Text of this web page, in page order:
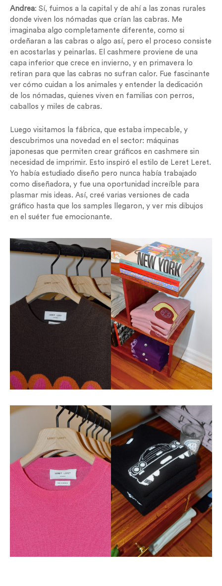
Andrea: Sí, fuimos a la capital y de ahí a las zonas rurales
donde viven los nómadas que crían las cabras. Me
imaginaba algo completamente diferente, como si
ordeñaran a las cabras o algo así, pero el proceso consiste
en acostarlas y peinarlas. El cashmere proviene de una
capa inferior que crece en invierno, y en primavera lo
retiran para que las cabras no sufran calor. Fue fascinante
ver cómo cuidan a los animales y entender la dedicación
de los nómadas, quienes viven en familias con perros,
caballos y miles de cabras.
Luego visitamos la fábrica, que estaba impecable, y
descubrimos una novedad en el sector: máquinas
japonesas que permiten crear gráficos en cashmere sin
necesidad de imprimir. Esto inspiró el estilo de Leret Leret.
Yo había estudiado diseño pero nunca había trabajado
como diseñadora, y fue una oportunidad increíble para
plasmar mis ideas. Así, creé varias versiones de cada
gráfico hasta que los samples llegaron, y ver mis dibujos
en el suéter fue emocionante.